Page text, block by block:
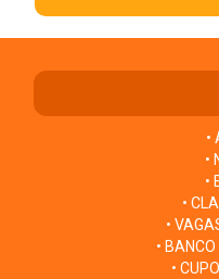
•
•
•
•
•
•
•